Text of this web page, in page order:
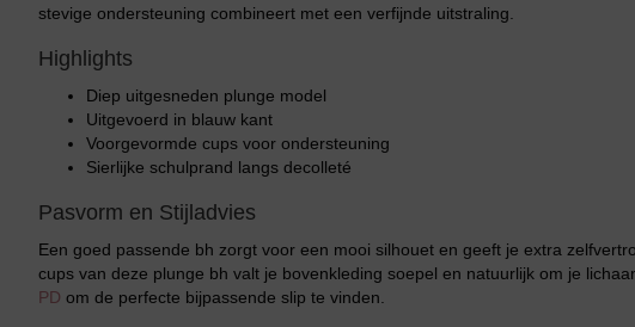
stevige ondersteuning combineert met een verfijnde uitstraling.
Highlights
Diep uitgesneden plunge model
Uitgevoerd in blauw kant
Voorgevormde cups voor ondersteuning
Sierlijke schulprand langs decolleté
Pasvorm en Stijladvies
Een goed passende bh zorgt voor een mooi silhouet en geeft je extra
cups van deze plunge bh valt je bovenkleding soepel en natuurlijk om je
PD om de perfecte bijpassende slip te vinden.